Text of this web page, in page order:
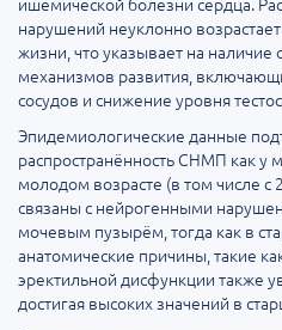
нарушений неуклонно
жизни, что указывает на
механизмов развития,
сосудов и снижение уровня
Эпидемиологические данные
распространённость СНМП как у
молодом возрасте (в том числе
связаны с нейрогенными
мочевым пузырём, тогда как в
анатомические причины, такие
эректильной дисфункции также
достигая высоких значений в